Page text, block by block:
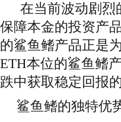
在当前波动剧烈
保障本金的投资产
的鲨鱼鳍产品正是
ETH本位的鲨鱼鳍
跌中获取稳定回报
鲨鱼鳍的独特优